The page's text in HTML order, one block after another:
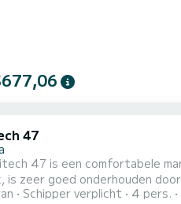
47
47 is een comfortabele
is zeer goed onderhouden
2-zits kajak, peddel
Schipper verplicht 4 pers.